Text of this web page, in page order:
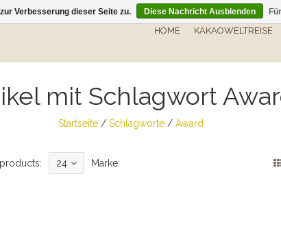
HOME KAKAOWELTREISE
mit Schlagwort
Startseite / Schlagworte / Award
24
Marke:
Verbesserung dieser Seite zu. Diese Nachricht Ausblenden